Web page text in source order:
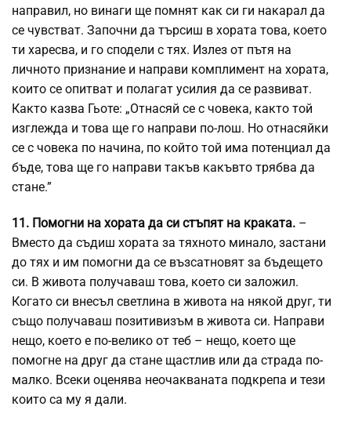
направил, но винаги ще помнят как си ги накарал да
се чувстват. Започни да търсиш в хората това, което
ти харесва, и го сподели с тях. Излез от пътя на
личното признание и направи комплимент на хората,
които се опитват и полагат усилия да се развиват.
Както казва Гьоте: „Отнасяй се с човека, както той
изглежда и това ще го направи по-лош. Но отнасяйки
се с човека по начина, по който той има потенциал да
бъде, това ще го направи такъв какъвто трябва да
стане.”
11. Помогни на хората да си стъпят на краката. –
Вместо да съдиш хората за тяхното минало, застани
до тях и им помогни да се възсатновят за бъдещето
си. В живота получаваш това, което си заложил.
Когато си внесъл светлина в живота на някой друг, ти
също получаваш позитивизъм в живота си. Направи
нещо, което е по-велико от теб – нещо, което ще
помогне на друг да стане щастлив или да страда по-
малко. Всеки оценява неочакваната подкрепа и тези
които са му я дали.